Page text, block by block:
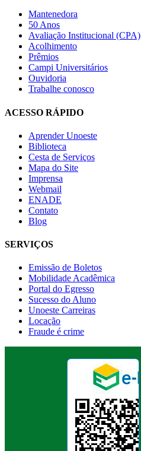
Mantenedora
50 Anos
Avaliação Institucional (CPA)
Acolhimento
Prêmios
Campi Universitários
Ouvidoria
Trabalhe conosco
ACESSO RÁPIDO
Aprender Unoeste
Biblioteca
Cesta de Serviços
Mapa do Site
Imprensa
Webmail
ENADE
Contato
Blog
SERVIÇOS
Emissão de Boletos
Mobilidade Acadêmica
Portal do Egresso
Sucesso do Aluno
Unoeste Carreiras
Locação
Fraude é crime